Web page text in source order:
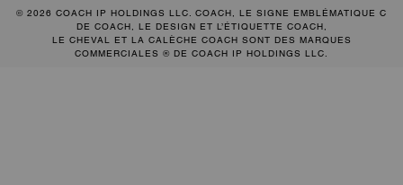
© 2026 COACH IP HOLDINGS LLC. COACH, LE SIGNE EMBLÉMATIQUE C
DE COACH, LE DESIGN ET L’ÉTIQUETTE COACH,
LE CHEVAL ET LA CALÈCHE COACH SONT DES MARQUES
COMMERCIALES ® DE COACH IP HOLDINGS LLC.